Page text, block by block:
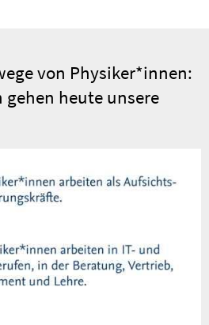
von Physiker*innen:
gehen heute unsere